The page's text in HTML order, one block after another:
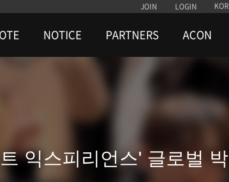
JOIN LOGIN KOR
NOTICE PARTNERS ACON
익스피리언스' 글로벌 박